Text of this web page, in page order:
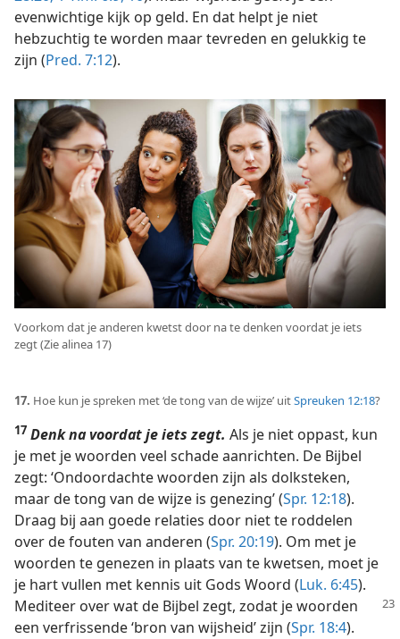
evenwichtige kijk op geld. En dat helpt je niet
hebzuchtig te worden maar tevreden en gelukkig te
zijn (Pred. 7:12).
Voorkom dat je anderen kwetst door na te denken voordat je iets
zegt (Zie alinea 17)
17. Hoe kun je spreken met ‘de tong van de wijze’ uitSpreuken 12:18?
17 Denk na voordat je iets zegt. Als je niet oppast, kun
je met je woorden veel schade aanrichten. De Bijbel
zegt: ‘Ondoordachte woorden zijn als dolksteken,
maar de tong van de wijze is genezing’ (Spr. 12:18).
Draag bij aan goede relaties door niet te roddelen
over de fouten van anderen (Spr. 20:19). Om met je
woorden te genezen in plaats van te kwetsen, moet je
je hart vullen met kennis uit Gods Woord (Luk. 6:45).
Mediteer over wat de Bijbel zegt, zodat je woorden
een verfrissende ‘bron van wijsheid’ zijn (Spr. 18:4).